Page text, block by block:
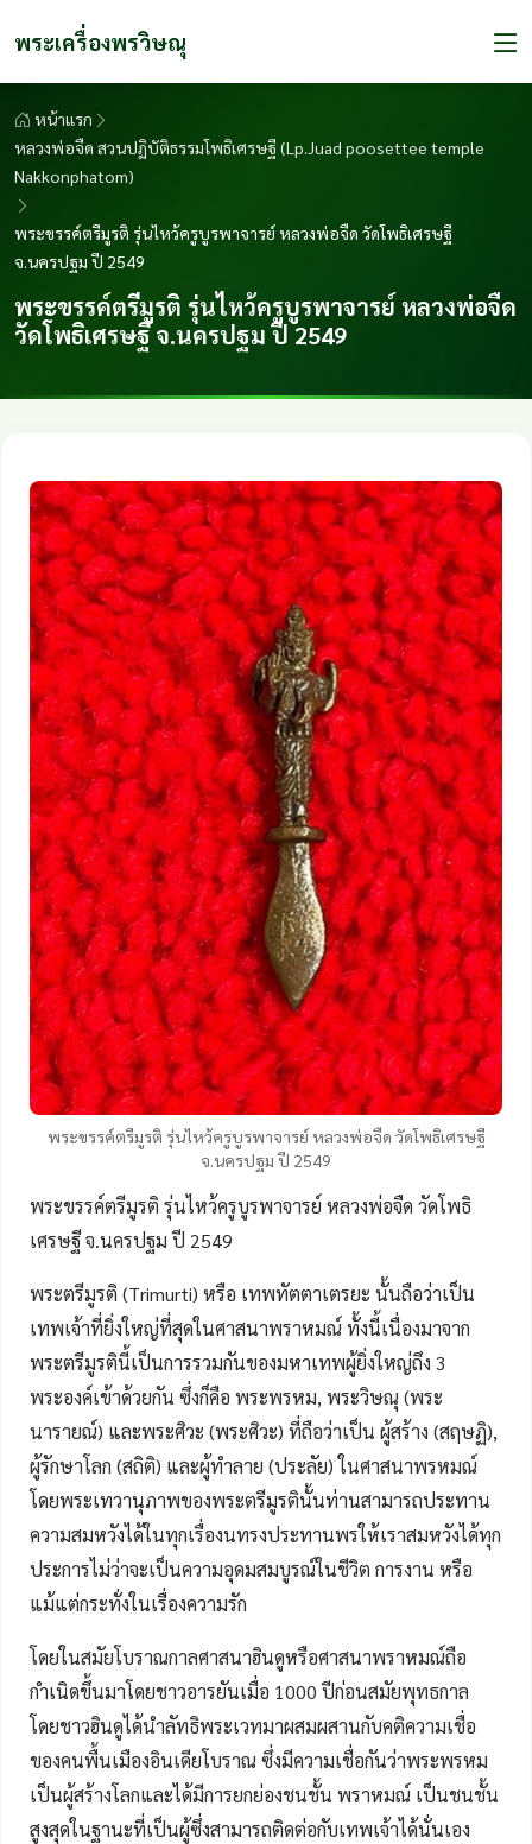
พระเครื่องพรวิษณุ
หน้าแรก
หลวงพ่อจืด สวนปฏิบัติธรรมโพธิเศรษฐี (Lp.Juad poosettee temple
Nakkonphatom)
พระขรรค์ตรีมูรติ รุ่นไหว้ครูบูรพาจารย์ หลวงพ่อจืด วัดโพธิเศรษฐี
จ.นครปฐม ปี 2549
พระขรรค์ตรีมูรติ รุ่นไหว้ครูบูรพาจารย์ หลวงพ่อจืด
วัดโพธิเศรษฐี จ.นครปฐม ปี 2549
พระขรรค์ตรีมูรติ รุ่นไหว้ครูบูรพาจารย์ หลวงพ่อจืด วัดโพธิเศรษฐี
จ.นครปฐม ปี 2549
พระขรรค์ตรีมูรติ รุ่นไหว้ครูบูรพาจารย์ หลวงพ่อจืด วัดโพธิ
เศรษฐี จ.นครปฐม ปี 2549
พระตรีมูรติ (Trimurti) หรือ เทพทัตตาเตรยะ นั้นถือว่าเป็น
เทพเจ้าที่ยิ่งใหญ่ที่สุดในศาสนาพราหมณ์ ทั้งนี้เนื่องมาจาก
พระตรีมูรตินี้เป็นการรวมกันของมหาเทพผู้ยิ่งใหญ่ถึง 3
พระองค์เข้าด้วยกัน ซึ่งก็คือ พระพรหม, พระวิษณุ (พระ
นารายณ์) และพระศิวะ (พระศิวะ) ที่ถือว่าเป็น ผู้สร้าง (สฤษฏิ),
ผู้รักษาโลก (สถิติ) และผู้ทำลาย (ประลัย) ในศาสนาพรหมณ์
โดยพระเทวานุภาพของพระตรีมูรตินั้นท่านสามารถประทาน
ความสมหวังได้ในทุกเรื่องนทรงประทานพรให้เราสมหวังได้ทุก
ประการไม่ว่าจะเป็นความอุดมสมบูรณ์ในชีวิต การงาน หรือ
แม้แต่กระทั่งในเรื่องความรัก
โดยในสมัยโบราณกาลศาสนาฮินดูหรือศาสนาพราหมณ์ถือ
กำเนิดขึ้นมาโดยชาวอารยันเมื่อ 1000 ปีก่อนสมัยพุทธกาล
โดยชาวฮินดูได้นำลัทธิพระเวทมาผสมผสานกับคติความเชื่อ
ของคนพื้นเมืองอินเดียโบราณ ซึ่งมีความเชื่อกันว่าพระพรหม
เป็นผู้สร้างโลกและได้มีการยกย่องชนชั้น พราหมณ์ เป็นชนชั้น
สูงสุดในฐานะที่เป็นผู้ซึ่งสามารถติดต่อกับเทพเจ้าได้นั่นเอง